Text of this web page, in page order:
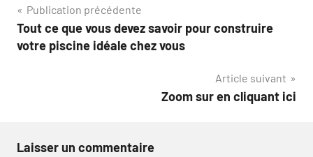
Navigation
de
Publication précédente
Tout ce que vous devez savoir pour construire
votre piscine idéale chez vous
Article suivant
Zoom sur en cliquant ici
Laisser un commentaire